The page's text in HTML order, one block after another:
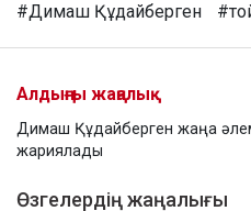
#Димаш Құдайберген
Алдыңғы жаңалық
Димаш Құдайберген жаңа
жариялады